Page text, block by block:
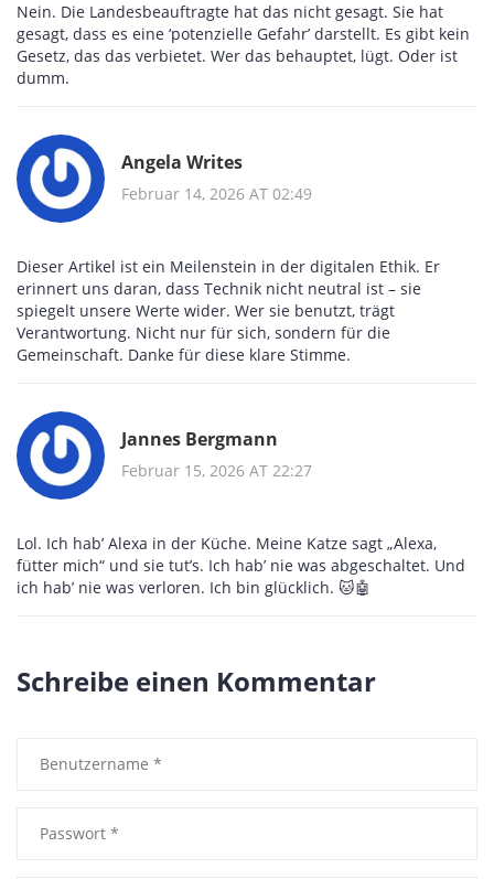
Nein. Die Landesbeauftragte hat das nicht gesagt. Sie hat
gesagt, dass es eine ‘potenzielle Gefahr’ darstellt. Es gibt kein
Gesetz, das das verbietet. Wer das behauptet, lügt. Oder ist
dumm.
Angela Writes
Februar 14, 2026 AT 02:49
Dieser Artikel ist ein Meilenstein in der digitalen Ethik. Er
erinnert uns daran, dass Technik nicht neutral ist – sie
spiegelt unsere Werte wider. Wer sie benutzt, trägt
Verantwortung. Nicht nur für sich, sondern für die
Gemeinschaft. Danke für diese klare Stimme.
Jannes Bergmann
Februar 15, 2026 AT 22:27
Lol. Ich hab’ Alexa in der Küche. Meine Katze sagt „Alexa,
fütter mich“ und sie tut’s. Ich hab’ nie was abgeschaltet. Und
ich hab’ nie was verloren. Ich bin glücklich. 🐱🤖
Schreibe einen Kommentar